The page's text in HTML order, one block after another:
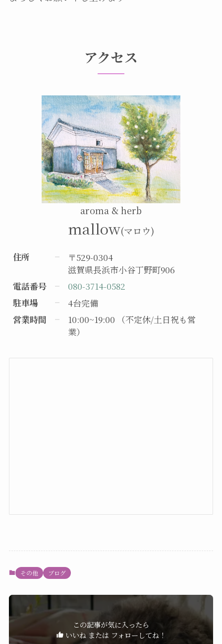
アクセス
aroma & herb
mallow(マロウ)
住所
〒529-0304
滋賀県長浜市小谷丁野町906
電話番号
080-3714-0582
駐車場
4台完備
営業時間
10:00~19:00 （不定休/土日祝も営
業）
その他 ブログ
この記事が気に入ったら
いいね または フォローしてね！